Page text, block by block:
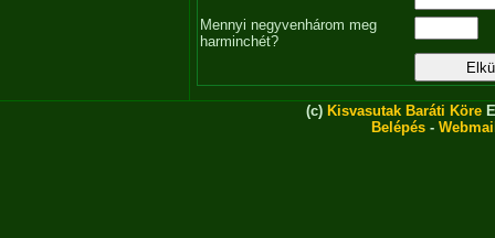
Mennyi negyvenhárom meg
harminchét?
(c) Kisvasutak Baráti Köre
Belépés -